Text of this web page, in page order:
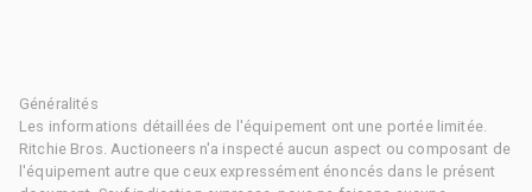
Généralités
Les informations détaillées de l'équipement ont une portée limitée.
Ritchie Bros. Auctioneers n'a inspecté aucun aspect ou composant de
l'équipement autre que ceux expressément énoncés dans le présent